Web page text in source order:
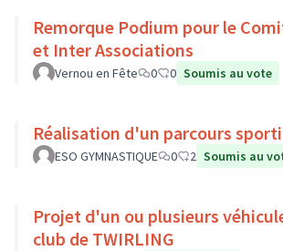
Remorque Podium pour le
et Inter Associations
Vernou en Fête 0 0 Soumis au vote
Réalisation d'un parcours
ESO GYMNASTIQUE 0 2 Soumis au
Projet d'un ou plusieurs
club de TWIRLING